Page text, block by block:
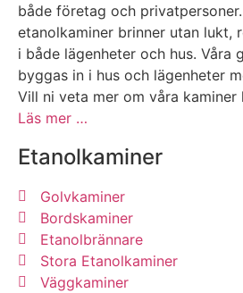
både företag och
etanolkaminer brinner utan lukt,
i både lägenheter och hus. Våra
byggas in i hus och lägenheter
Vill ni veta mer om våra kaminer
Läs mer …
Etanolkaminer
Golvkaminer
Bordskaminer
Etanolbrännare
Stora Etanolkaminer
Väggkaminer